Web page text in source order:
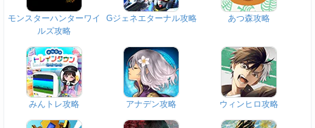
モンスターハンターワイ
ルズ攻略
Gジェネエターナル攻略 あつ森攻略
みんトレ攻略 アナデン攻略 ウィンヒロ攻略